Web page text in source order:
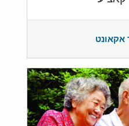
אקאונט